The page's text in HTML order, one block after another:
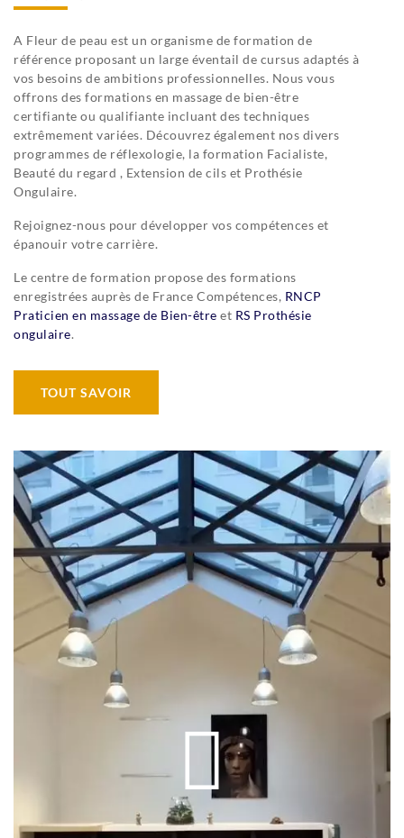
A Fleur de peau est un organisme de formation de
référence proposant un large éventail de cursus adaptés à
vos besoins de ambitions professionnelles. Nous vous
offrons des formations en massage de bien-être
certifiante ou qualifiante incluant des techniques
extrêmement variées. Découvrez également nos divers
programmes de réflexologie, la formation Facialiste,
Beauté du regard , Extension de cils et Prothésie
Ongulaire.
Rejoignez-nous pour développer vos compétences et
épanouir votre carrière.
Le centre de formation propose des formations
enregistrées auprès de France Compétences, RNCP
Praticien en massage de Bien-être et RS Prothésie
ongulaire.
TOUT SAVOIR